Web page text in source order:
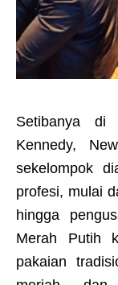
Setibanya di
Kennedy,
sekelompok
profesi, mulai
hingga
Merah Putih
pakaian